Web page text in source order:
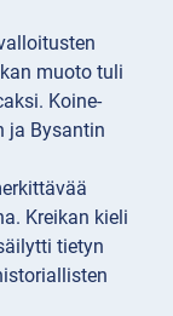
muoto tuli
Koine-
ja Bysantin
Kreikan kieli
tietyn